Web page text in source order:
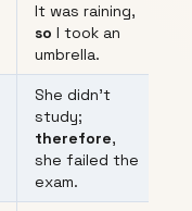
It was raining,
so I took an
umbrella.
She didn’t
study;
therefore,
she failed the
exam.